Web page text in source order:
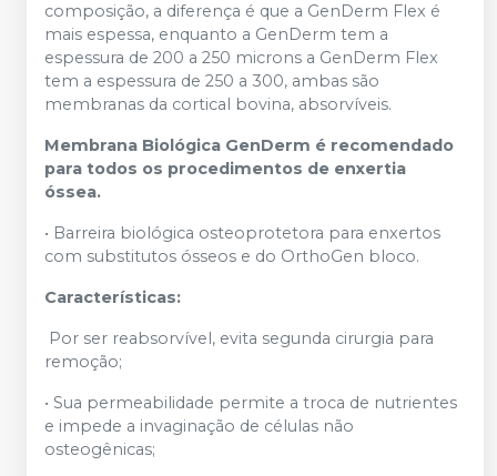
composição, a diferença é que a GenDerm Flex é
mais espessa, enquanto a GenDerm tem a
espessura de 200 a 250 microns a GenDerm Flex
tem a espessura de 250 a 300, ambas são
membranas da cortical bovina, absorvíveis.
Membrana Biológica GenDerm é recomendado
para todos os procedimentos de enxertia
óssea.
• Barreira biológica osteoprotetora para enxertos
com substitutos ósseos e do OrthoGen bloco.
Características:
Por ser reabsorvível, evita segunda cirurgia para
remoção;
• Sua permeabilidade permite a troca de nutrientes
e impede a invaginação de células não
osteogênicas;